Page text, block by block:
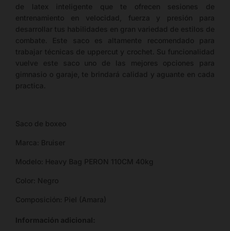
de latex inteligente que te ofrecen sesiones de
entrenamiento en velocidad, fuerza y presión para
desarrollar tus habilidades en gran variedad de estilos de
combate. Este saco es altamente recomendado para
trabajar técnicas de uppercut y crochet. Su funcionalidad
vuelve este saco uno de las mejores opciones para
gimnasio o garaje, te brindará calidad y aguante en cada
practica.
Saco de boxeo
Marca: Bruiser
Modelo: Heavy Bag PERON 110CM 40kg
Color: Negro
Composición: Piel (Amara)
Información adicional: